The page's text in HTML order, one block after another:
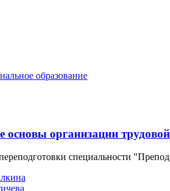
образование
основы организации
специальности